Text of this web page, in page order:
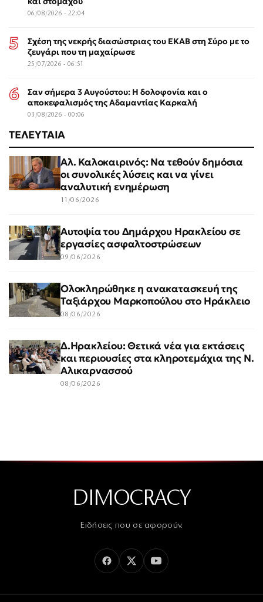
06/08/2026 - 22:04
Σχέση της νεκρής διασώστριας του ΕΚΑΒ στη Σύρο με το
ζευγάρι που τη μαχαίρωσε
25/07/2026 - 06:51
Σαν σήμερα 3 Αυγούστου: Η δολοφονία και ο
αποκεφαλισμός της Αδαμαντίας Καρκαλή
03/08/2026 - 00:06
ΤΕΛΕΥΤΑΙΑ
Αλ. Καλοκαιρινός: Να τεθούν δημόσια
οι συνολικές λύσεις και να γίνει
αναλυτική ενημέρωση
11/06/2026
Αυτοψία του Δημάρχου Ηρακλείου σε
εργασίες ασφαλτοστρώσεων
09/06/2026
Ολοκληρώθηκε η ανακατασκευή της
Ταξιάρχου Μαρκοπούλου στο Ηράκλειο
08/06/2026
Δ.Ηρακλείου: Θετικά νέα για εκτάσεις
και περιουσίες στα κληροτεμάχια της Ν.
Αλικαρνασσού
08/06/2026
DIMOCRACY
Ειδήσεις που σε αφορούν.